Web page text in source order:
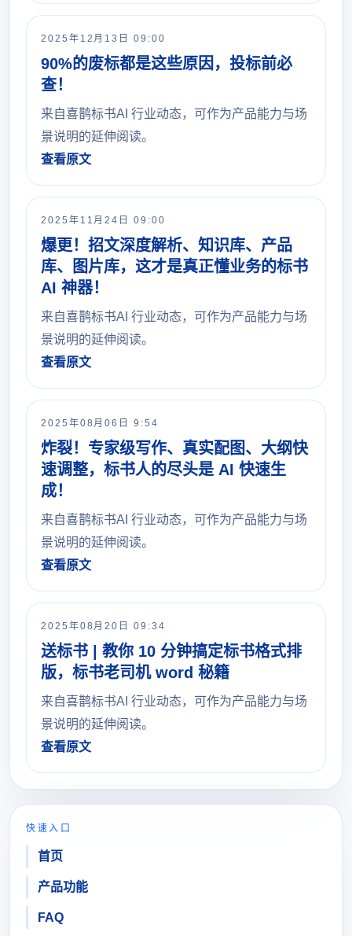
2025年12月13日 09:00
90%的废标都是这些原因，投标前必
查！
来自喜鹊标书AI 行业动态，可作为产品能力与场
景说明的延伸阅读。
查看原文
2025年11月24日 09:00
爆更！招文深度解析、知识库、产品
库、图片库，这才是真正懂业务的标书
AI 神器！
来自喜鹊标书AI 行业动态，可作为产品能力与场
景说明的延伸阅读。
查看原文
2025年08月06日 9:54
炸裂！专家级写作、真实配图、大纲快
速调整，标书人的尽头是 AI 快速生
成！
来自喜鹊标书AI 行业动态，可作为产品能力与场
景说明的延伸阅读。
查看原文
2025年08月20日 09:34
送标书 | 教你 10 分钟搞定标书格式排
版，标书老司机 word 秘籍
来自喜鹊标书AI 行业动态，可作为产品能力与场
景说明的延伸阅读。
查看原文
快速入口
首页
产品功能
FAQ